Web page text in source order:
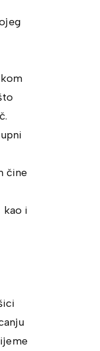
čine
kao i